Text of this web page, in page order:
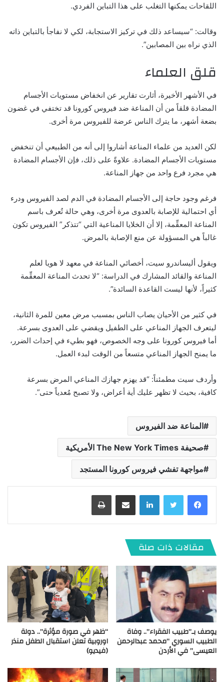
اللقاحات يمكنها التغلب على هذا التباين الفردي.
وقالت: “سيساعد ذلك في تركيز الاستجابة، لكي لا نفاجأ بالتباين ذاته
الذي نراه بين المصابين”.
قلق العلماء
في الأشهر الأخيرة، أثارت تقارير عن انخفاض مستويات الأجسام
المضادة قلقاً من أن المناعة ضد فيروس كورونا قد تختفي في غضون
بضعة أشهر، ما يترك الناس عرضة للفيروس مرة أخرى.
لكن العديد من علماء المناعة أشاروا إلى أنه من الطبيعي أن تنخفض
مستويات الأجسام المضادة. علاوةً على ذلك، فإن الأجسام المضادة
هي مجرد فرع واحد من جهاز المناعة.
فرغم وجود حاجة إلى الأجسام المضادة في الدم لصد الفيروس ودرء
أي احتمالية للإصابة بالعدوى مرة أخرى، وهي حالة تُعرف باسم
المناعة المعقِّمة، إلا أن الخلايا المناعية التي “تتذكر” الفيروس تكون
غالباً هي المسؤولة عن منع الإصابة بالمرض.
ويقول أليساندرو سيت، أخصائي المناعة في معهد لا هويا لعلم
المناعة والقائد المشارك في الدراسة: “لا تحدث المناعة المعقِّمة
كثيراً، لأنها ليست القاعدة السائدة”.
في كثير من الأحيان يصاب الناس بمسبب مرض معين للمرة الثانية،
ليتعرف الجهاز المناعي على الطفيل ويقضي على العدوى بسرعة.
أما فيروس كورونا على وجه الخصوص، فهو بطيء في إحداث الضرر،
ما يمنح الجهاز المناعي متسعاً من الوقت لبدء العمل.
وأردف سيت مطمئناً: “قد يهزم جهازك المناعي المرض بسرعة
كافية، بحيث لا تظهر عليك أية أعراض، ولا تصبح مُعدياً حتى”.
المناعة ضد الفيروس
صحيفة The New York Times الأمريكية
مواجهة تفشي فيروس كورونا المستجد
لينكدإن
مقالات ذات صلة
يوصف بـ”طبيب الفقراء”.. وفاة
الطبيب السوري “محمد عبدالرحمن
العيسى” في الأردن
“ظهر في صورة مؤثرة”.. دولة
اوروبية تعلن استقبال الطفل منذر
(فيديو)